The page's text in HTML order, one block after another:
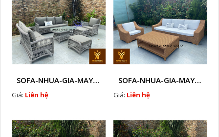
SOFA-NHUA-GIA-MAY-CAO-CAP-NGOAI-TROI-A4
Giá: Liên hệ
SOFA-NHUA-GIA-MAY-CAO-CAP-NGOAI-TROI-A2
Giá: Liên hệ